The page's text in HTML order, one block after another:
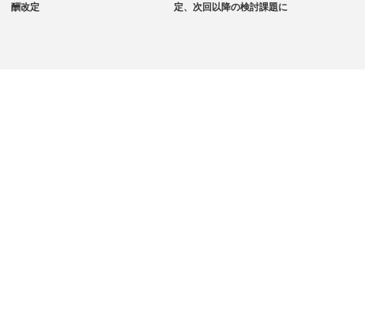
定、次回以降の検討課題に
化の前につぶれる」、公益裁定